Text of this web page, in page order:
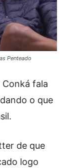
Penteado
fala
o que
de que
logo